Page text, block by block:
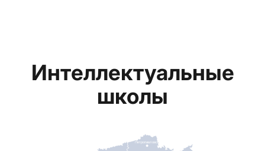
Интеллектуальные
школы
Петропавловск